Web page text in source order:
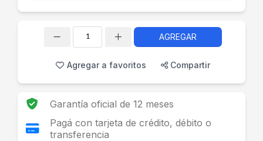
AGREGAR
Agregar a favoritos Compartir
Garantía oficial de 12 meses
Pagá con tarjeta de crédito, débito o
transferencia